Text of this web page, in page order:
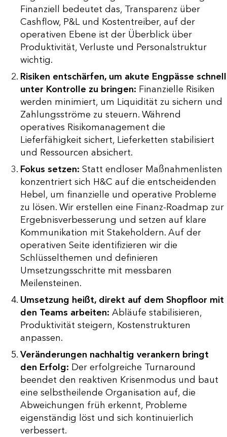
Finanziell bedeutet das, Transparenz über
Cashflow, P&L und Kostentreiber, auf der
operativen Ebene ist der Überblick über
Produktivität, Verluste und Personalstruktur
wichtig.
Risiken entschärfen, um akute Engpässe schnell
unter Kontrolle zu bringen: Finanzielle Risiken
werden minimiert, um Liquidität zu sichern und
Zahlungsströme zu steuern. Während
operatives Risikomanagement die
Lieferfähigkeit sichert, Lieferketten stabilisiert
und Ressourcen absichert.
Fokus setzen: Statt endloser Maßnahmenlisten
konzentriert sich H&C auf die entscheidenden
Hebel, um finanzielle und operative Probleme
zu lösen. Wir erstellen eine Finanz-Roadmap zur
Ergebnisverbesserung und setzen auf klare
Kommunikation mit Stakeholdern. Auf der
operativen Seite identifizieren wir die
Schlüsselthemen und definieren
Umsetzungsschritte mit messbaren
Meilensteinen.
Umsetzung heißt, direkt auf dem Shopfloor mit
den Teams arbeiten: Abläufe stabilisieren,
Produktivität steigern, Kostenstrukturen
anpassen.
Veränderungen nachhaltig verankern bringt
den Erfolg: Der erfolgreiche Turnaround
beendet den reaktiven Krisenmodus und baut
eine selbstheilende Organisation auf, die
Abweichungen früh erkennt, Probleme
eigenständig löst und sich kontinuierlich
verbessert.